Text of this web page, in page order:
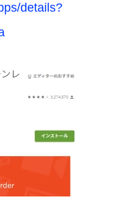
details?